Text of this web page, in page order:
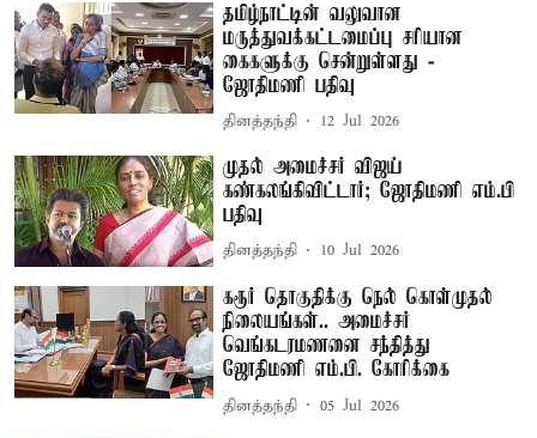
தமிழ்நாட்டின் வலுவான
மருத்துவக்கட்டமைப்பு சரியான
கைகளுக்கு சென்றுள்ளது -
ஜோதிமணி பதிவு
தினத்தந்தி 12 Jul 2026
முதல் அமைச்சர் விஜய்
கண்கலங்கிவிட்டார்; ஜோதிமணி எம்.பி
பதிவு
தினத்தந்தி 10 Jul 2026
கரூர் தொகுதிக்கு நெல் கொள்முதல்
நிலையங்கள்.. அமைச்சர்
வெங்கடரமணனை சந்தித்து
ஜோதிமணி எம்.பி. கோரிக்கை
தினத்தந்தி 05 Jul 2026